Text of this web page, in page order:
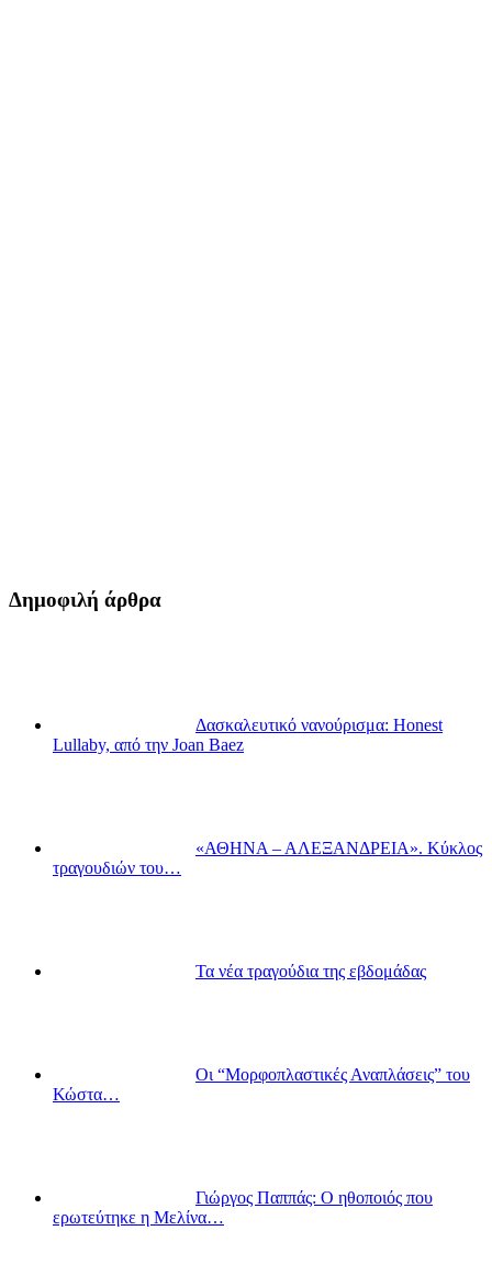
Δημοφιλή άρθρα
Δασκαλευτικό νανούρισμα: Honest
Lullaby, από την Joan Baez
«ΑΘΗΝΑ – ΑΛΕΞΑΝΔΡΕΙΑ». Κύκλος
τραγουδιών του…
Τα νέα τραγούδια της εβδομάδας
Οι “Μορφοπλαστικές Αναπλάσεις” του
Κώστα…
Γιώργος Παππάς: Ο ηθοποιός που
ερωτεύτηκε η Μελίνα…